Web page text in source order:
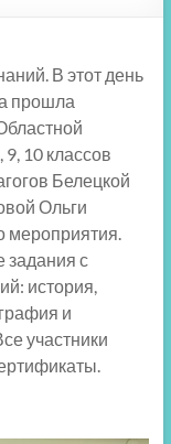
В этот день
прошла
10 классов
Белецкой
Ольги
мероприятия.
задания с
история,
и
участники